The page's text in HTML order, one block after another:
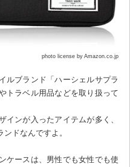
photo license by Amazon.co.jp
ルブランド「ハーシェルサプラ
トラベル用品などを取り扱って
インが入ったアイテムが多く、
ドなんですよ。
ケースは、男性でも女性でも使